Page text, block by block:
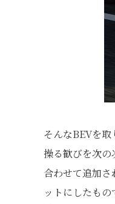
そんなBEVを
操る歓びを次
合わせて追加
ットにしたも